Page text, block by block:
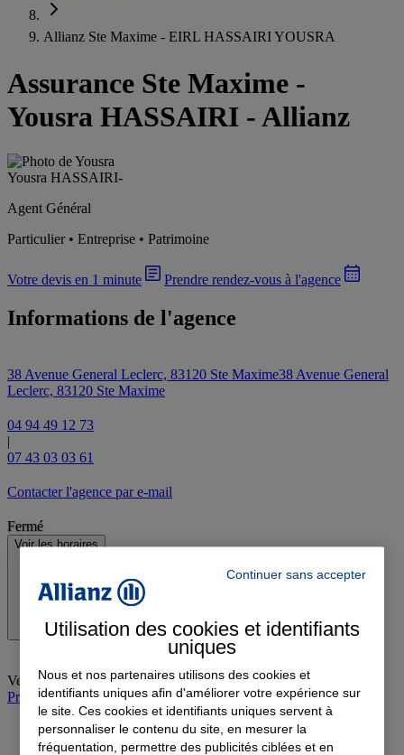
Allianz Ste Maxime - EIRL HASSAIRI YOUSRA
Assurance Ste Maxime -
Yousra HASSAIRI - Allianz
Yousra HASSAIRI-
Agent Général
Particulier • Entreprise • Patrimoine
Votre devis en 1 minute Prendre rendez-vous à l'agence
Informations de l'agence
38 Avenue General Leclerc, 83120 Ste Maxime38 Avenue General
Leclerc, 83120 Ste Maxime
04 94 49 12 73
|
07 43 03 03 61
Contacter l'agence par e-mail
Fermé
Voir les horaires
Vendredi: 09:00-12:30, 14:00-17:30
Prendre rendez-vous à l'agence
Continuer sans accepter
Utilisation des cookies et identifiants
uniques
Nous et nos partenaires utilisons des cookies et
identifiants uniques afin d'améliorer votre expérience sur
le site. Ces cookies et identifiants uniques servent à
personnaliser le contenu du site, en mesurer la
fréquentation, permettre des publicités ciblées et en